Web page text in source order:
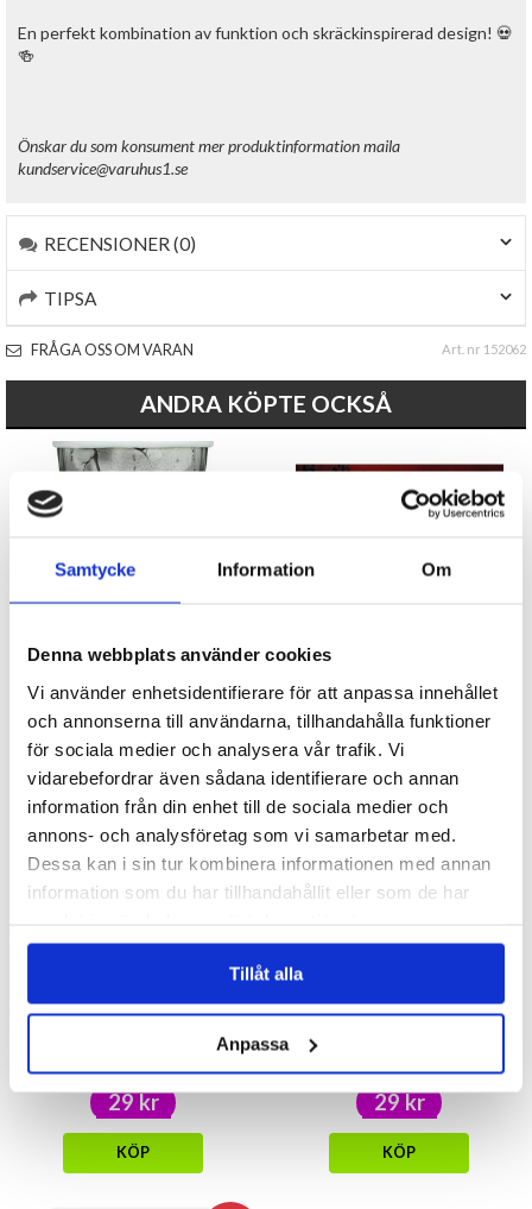
Samtycke Information Om
Denna webbplats använder cookies
Vi använder enhetsidentifierare för att anpassa innehållet
och annonserna till användarna, tillhandahålla funktioner
för sociala medier och analysera vår trafik. Vi
vidarebefordrar även sådana identifierare och annan
information från din enhet till de sociala medier och
annons- och analysföretag som vi samarbetar med.
Dessa kan i sin tur kombinera informationen med annan
information som du har tillhandahållit eller som de har
Tillåt alla
Anpassa
En perfekt kombination av funktion och skräckinspirerad design! 💀
🍻
Önskar du som konsument mer produktinformation maila
kundservice@varuhus1.se
RECENSIONER (0)
TIPSA
FRÅGA OSS OM VARAN Art. nr 152062
ANDRA KÖPTE OCKSÅ
Döskalle pappersmugg 6-pack
29 kr
KÖP
Ljusslinga med döskallar
149 kr
KÖP
29 kr
KÖP
Plåster med arga ord 24-pack
29 kr
KÖP